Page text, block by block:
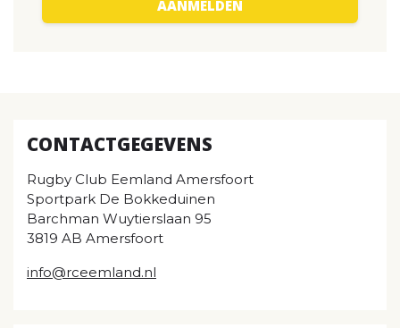
CONTACTGEGEVENS
Rugby Club Eemland Amersfoort
Sportpark De Bokkeduinen
Barchman Wuytierslaan 95
3819 AB Amersfoort
info@rceemland.nl